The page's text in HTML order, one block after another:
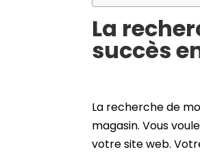
La
succès
La recherche de
magasin. Vous
votre site web.